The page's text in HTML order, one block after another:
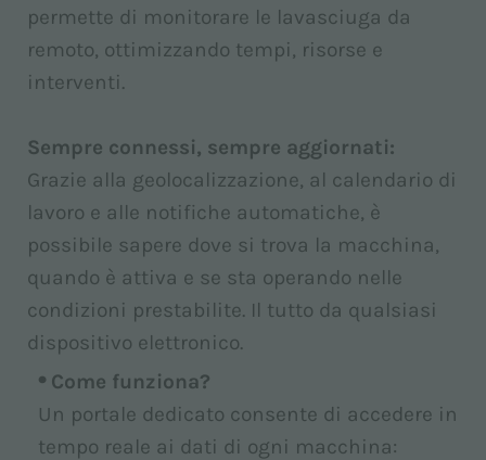
permette di monitorare le lavasciuga da
remoto, ottimizzando tempi, risorse e
interventi.
Sempre connessi, sempre aggiornati:
Grazie alla geolocalizzazione, al calendario di
lavoro e alle notifiche automatiche, è
possibile sapere dove si trova la macchina,
quando è attiva e se sta operando nelle
condizioni prestabilite. Il tutto da qualsiasi
dispositivo elettronico.
Come funziona?
Un portale dedicato consente di accedere in
tempo reale ai dati di ogni macchina: